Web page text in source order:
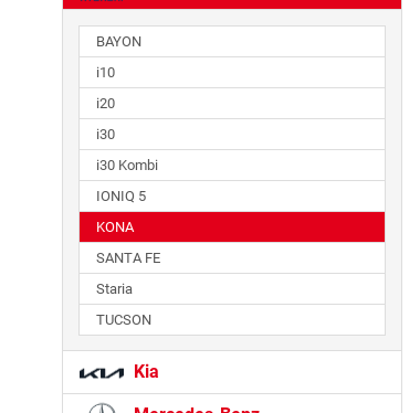
BAYON
i10
i20
i30
i30 Kombi
IONIQ 5
KONA
SANTA FE
Staria
TUCSON
Kia